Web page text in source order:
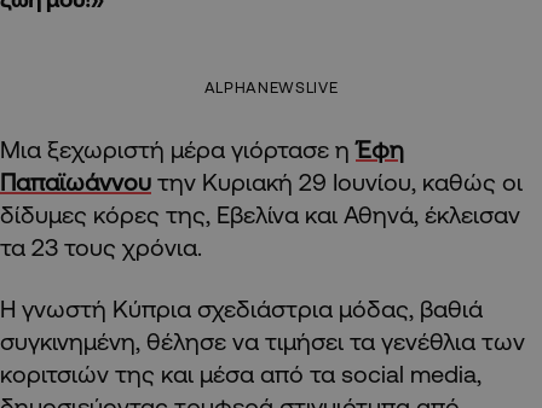
ALPHANEWSLIVE
Μια ξεχωριστή μέρα γιόρτασε ηΈφη
Παπαϊωάννου την Κυριακή 29 Ιουνίου, καθώς οι
δίδυμες κόρες της, Εβελίνα και Αθηνά, έκλεισαν
τα 23 τους χρόνια.
Η γνωστή Κύπρια σχεδιάστρια μόδας, βαθιά
συγκινημένη, θέλησε να τιμήσει τα γενέθλια των
κοριτσιών της και μέσα από τα social media,